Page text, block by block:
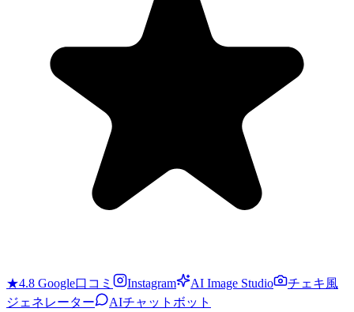
★4.8 Google口コミ Instagram AI Image Studio
チェキ風
ジェネレーター
AIチャットボット